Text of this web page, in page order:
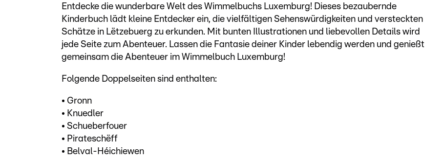
Entdecke die wunderbare Welt des Wimmelbuchs Luxemburg! Dieses bezaubernde
Kinderbuch lädt kleine Entdecker ein, die vielfältigen Sehenswürdigkeiten und versteckten
Schätze in Lëtzebuerg zu erkunden. Mit bunten Illustrationen und liebevollen Details wird
jede Seite zum Abenteuer. Lassen die Fantasie deiner Kinder lebendig werden und genießt
gemeinsam die Abenteuer im Wimmelbuch Luxemburg!
Folgende Doppelseiten sind enthalten:
• Gronn
• Knuedler
• Schueberfouer
• Pirateschëff
• Belval-Héichiewen